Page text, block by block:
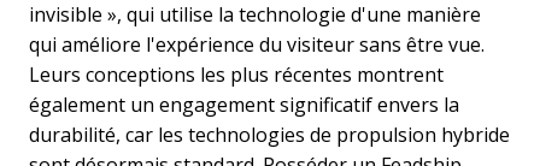
invisible », qui utilise la technologie d'une manière
qui améliore l'expérience du visiteur sans être vue.
Leurs conceptions les plus récentes montrent
également un engagement significatif envers la
durabilité, car les technologies de propulsion hybride